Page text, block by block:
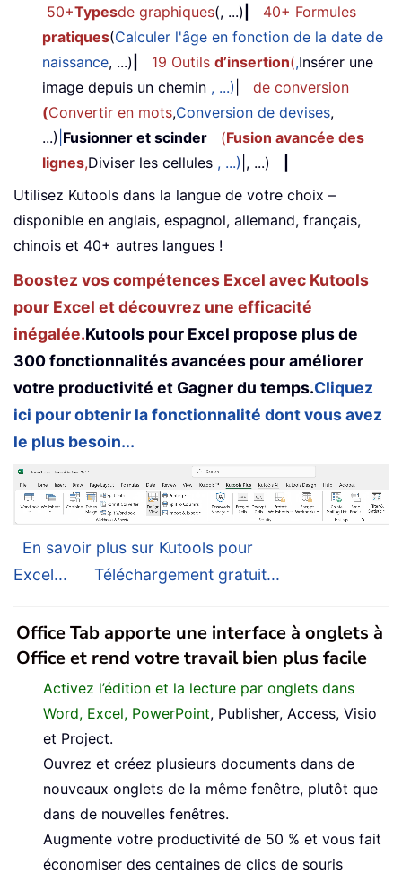
50+Typesde graphiques(, ...)
40+ Formules
pratiques(Calculer l'âge en fonction de la date de
naissance, ...) 19 Outils d’insertion(,Insérer une
image depuis un chemin , ...)
de conversion
(Convertir en mots,Conversion de devises,
...) Fusionner et scinder (Fusion avancée des
lignes,Diviser les cellules , ...) |, ...)
Utilisez Kutools dans la langue de votre choix –
disponible en anglais, espagnol, allemand, français,
chinois et 40+ autres langues !
Boostez vos compétences Excel avec Kutools
pour Excel et découvrez une efficacité
inégalée.Kutools pour Excel propose plus de
300 fonctionnalités avancées pour améliorer
votre productivité et Gagner du temps.Cliquez
ici pour obtenir la fonctionnalité dont vous avez
le plus besoin...
En savoir plus sur Kutools pour
Excel...
Téléchargement gratuit...
Office Tab apporte une interface à onglets à
Office et rend votre travail bien plus facile
Activez l’édition et la lecture par onglets dans
Word, Excel, PowerPoint, Publisher, Access, Visio
et Project.
Ouvrez et créez plusieurs documents dans de
nouveaux onglets de la même fenêtre, plutôt que
dans de nouvelles fenêtres.
Augmente votre productivité de 50 % et vous fait
économiser des centaines de clics de souris